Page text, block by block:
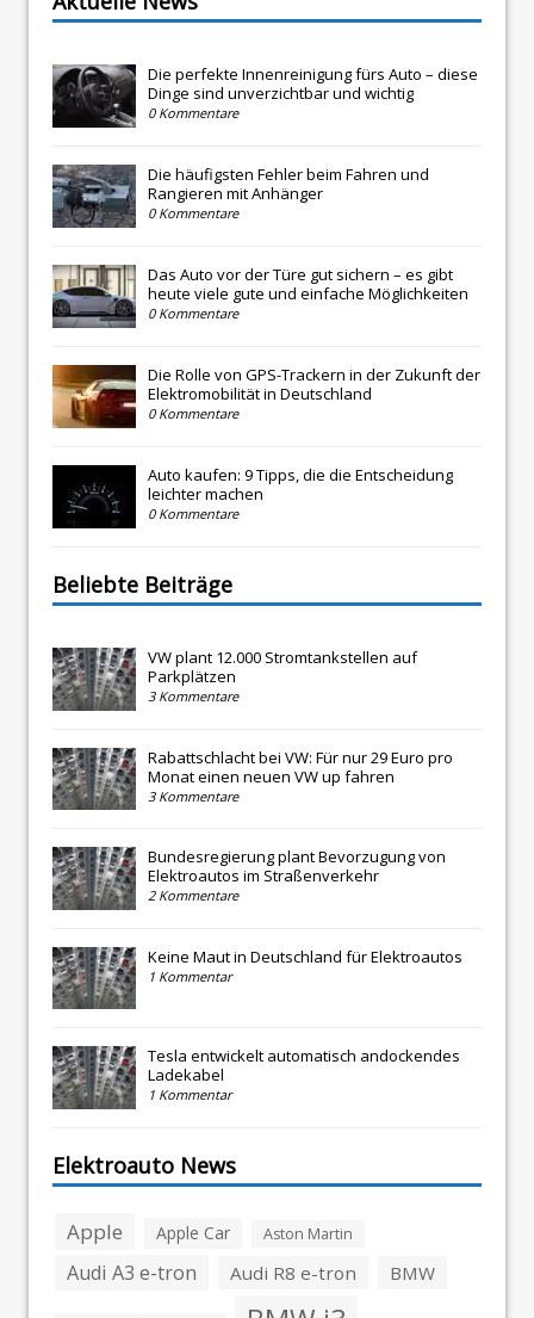
Die perfekte Innenreinigung fürs Auto – diese
Dinge sind unverzichtbar und wichtig
0 Kommentare
Die häufigsten Fehler beim Fahren und
Rangieren mit Anhänger
0 Kommentare
Das Auto vor der Türe gut sichern – es gibt
heute viele gute und einfache Möglichkeiten
0 Kommentare
Die Rolle von GPS-Trackern in der Zukunft der
Elektromobilität in Deutschland
0 Kommentare
Auto kaufen: 9 Tipps, die die Entscheidung
leichter machen
0 Kommentare
Beliebte Beiträge
VW plant 12.000 Stromtankstellen auf
Parkplätzen
3 Kommentare
Rabattschlacht bei VW: Für nur 29 Euro pro
Monat einen neuen VW up fahren
3 Kommentare
Bundesregierung plant Bevorzugung von
Elektroautos im Straßenverkehr
2 Kommentare
Keine Maut in Deutschland für Elektroautos
1 Kommentar
Tesla entwickelt automatisch andockendes
Ladekabel
1 Kommentar
Elektroauto News
Apple Apple Car Aston Martin
Audi A3 e-tron Audi R8 e-tron BMW